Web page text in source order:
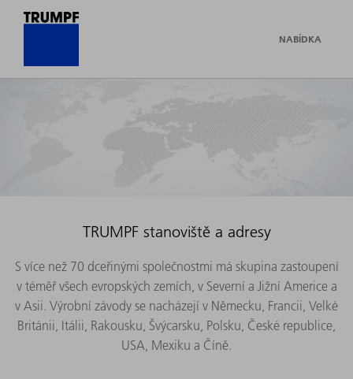
NABÍDKA
TRUMPF stanoviště a adresy
S více než 70 dceřinými společnostmi má skupina zastoupení
v téměř všech evropských zemích, v Severní a Jižní Americe a
v Asii. Výrobní závody se nacházejí v Německu, Francii, Velké
Británii, Itálii, Rakousku, Švýcarsku, Polsku, České republice,
USA, Mexiku a Číně.